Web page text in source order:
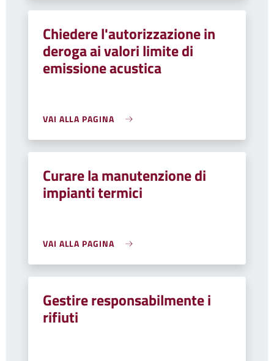
Chiedere l'autorizzazione in
deroga ai valori limite di
emissione acustica
VAI ALLA PAGINA
Curare la manutenzione di
impianti termici
VAI ALLA PAGINA
Gestire responsabilmente i
rifiuti